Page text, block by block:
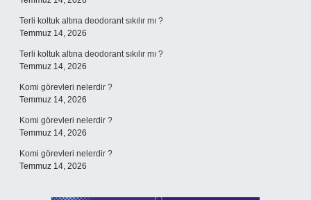
Terli koltuk altına deodorant sıkılır mı ?
Temmuz 14, 2026
Terli koltuk altına deodorant sıkılır mı ?
Temmuz 14, 2026
Komi görevleri nelerdir ?
Temmuz 14, 2026
Komi görevleri nelerdir ?
Temmuz 14, 2026
Komi görevleri nelerdir ?
Temmuz 14, 2026